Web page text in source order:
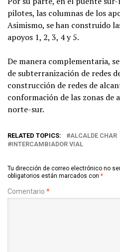
pilotes, las columnas de los
Asimismo, se han construido
apoyos 1, 2, 3, 4 y 5.
De manera complementaria,
de subterranización de redes
construcción de redes de
conformación de las zonas de
norte-sur.
RELATED TOPICS: ALCALDE CHAR
INTERCAMBIADOR VIAL
Tu dirección de correo electrónico no
obligatorios están marcados con *
Comentario *